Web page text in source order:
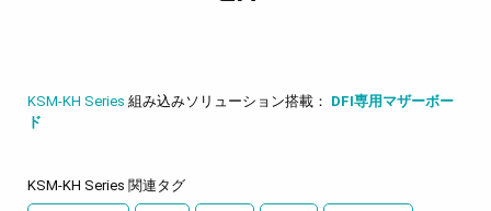
KSM-KH Series 組み込みソリューション搭載： DFI専用マザーボー
ド
KSM-KH Series 関連タグ